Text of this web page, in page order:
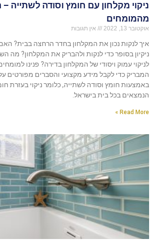
ניקוי מקלחון עם חומץ וסודה לשתייה
מהמומחים
אוקטובר 13, 2022 אין תגובות
איך לנקות נכון את המקלחון בחדר הרחצה בבית?
ניקיון בסופר כדי לנקות ולהבריק את המקלחון? מה
לניקוי עמוק ויסודי של המקלחון בדירה? פנינו
המבריק כדי לקבל מידע מקצועי והסברים מפורטים על
באמצעות חומץ וסודה לשתייה, כלומר ניקוי בעזרת
הנמצאים בכל בית בישראל.
Read More »